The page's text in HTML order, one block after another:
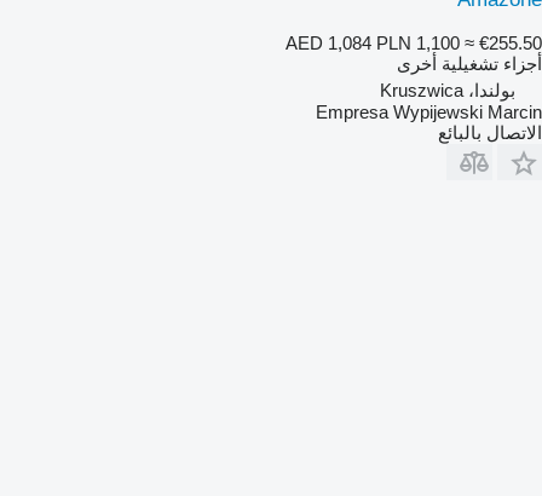
AED 1,084 PLN 1,100 ≈ €255.50
أجزاء تشغيلية أخرى
بولندا، Kruszwica
Empresa Wypijewski Marcin
الاتصال بالبائع